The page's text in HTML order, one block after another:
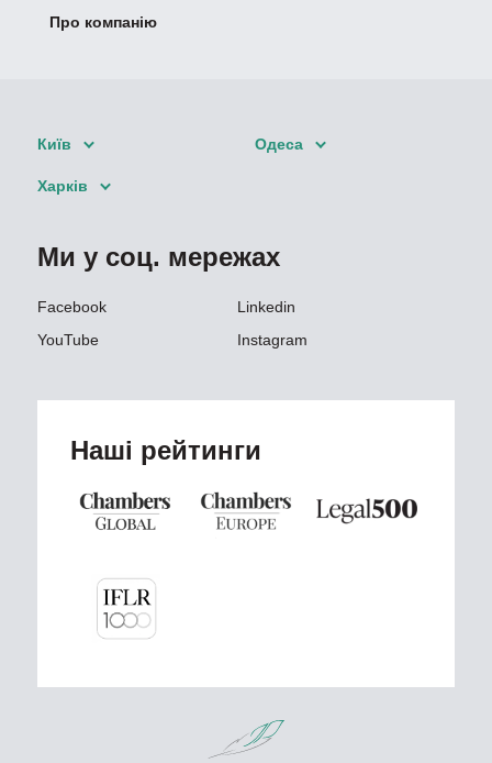
Про компанію
Київ Одеса
Харків
Ми у соц. мережах
Facebook
Linkedin
YouTube
Instagram
Наші рейтинги